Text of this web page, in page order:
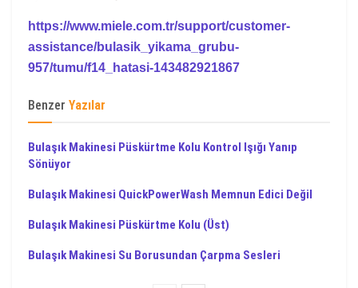
https://www.miele.com.tr/support/customer-
assistance/bulasik_yikama_grubu-
957/tumu/f14_hatasi-143482921867
Benzer Yazılar
Bulaşık Makinesi Püskürtme Kolu Kontrol Işığı Yanıp
Sönüyor
Bulaşık Makinesi QuickPowerWash Memnun Edici Değil
Bulaşık Makinesi Püskürtme Kolu (Üst)
Bulaşık Makinesi Su Borusundan Çarpma Sesleri